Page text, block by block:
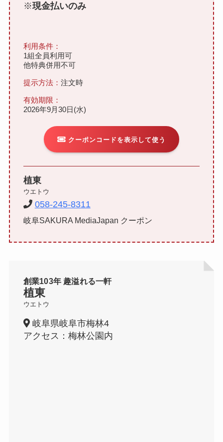
※現金払いのみ
利用条件：
1組全員利用可
他特典併用不可
提示方法： 注文時
有効期限：
2026年9月30日(水)
クーポンコードを表示して使う
植東
ウエトウ
058-245-8311
岐阜SAKURA MediaJapan クーポン
創業103年 趣溢れる一軒
植東
ウエトウ
岐阜県岐阜市梅林4
アクセス：梅林公園内